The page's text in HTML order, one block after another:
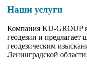
Наши услуги
Компания KU-GROUP
геодезии и предлагает
геодезическим
Ленинградской области: